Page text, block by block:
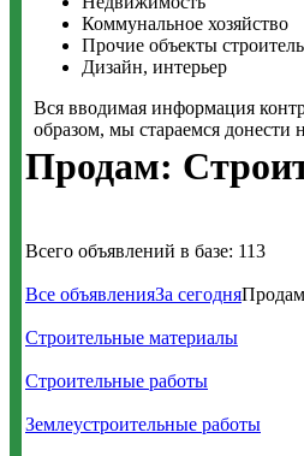
Коммунальное хозяйство
Прочие объекты
Дизайн, интерьер
Вся вводимая информация
образом, мы стараемся
Продам:
Всего объявлений в базе: 113
Все объявленияЗа сегодняПродам
Строительные материалы
Строительные работы
Землеустроительные работы